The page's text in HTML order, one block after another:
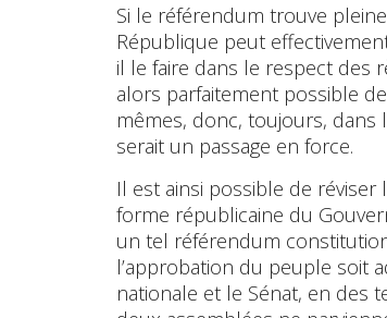
Si le référendum trouve
République peut
il le faire dans le respect des
alors parfaitement possible
mêmes, donc, toujours,
serait un passage en force.
Il est ainsi possible de
forme républicaine du
un tel référendum
l’approbation du peuple soit
nationale et le Sénat, en des